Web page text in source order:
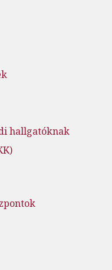
hallgatóknak